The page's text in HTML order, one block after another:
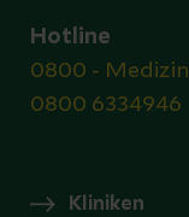
Hotline
0800 - Medizin
0800 6334946
Kliniken